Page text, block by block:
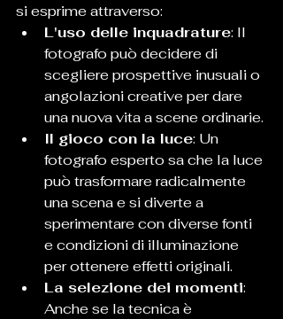
si esprime attraverso:
L'uso delle inquadrature: Il
fotografo può decidere di
scegliere prospettive inusuali o
angolazioni creative per dare
una nuova vita a scene ordinarie.
Il gioco con la luce: Un
fotografo esperto sa che la luce
può trasformare radicalmente
una scena e si diverte a
sperimentare con diverse fonti
e condizioni di illuminazione
per ottenere effetti originali.
La selezione dei momenti:
Anche se la tecnica è